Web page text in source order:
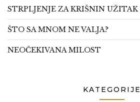
STRPLJENJE ZA KRIŠNIN UŽITAK
ŠTO SA MNOM NE VALJA?
NEOČEKIVANA MILOST
KATEGORIJE